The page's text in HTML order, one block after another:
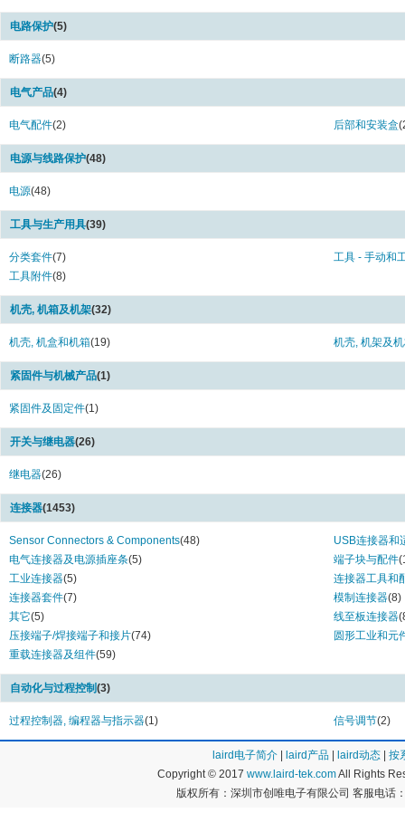
W Series (1)
电路保护(5)
断路器(5)
电气产品(4)
电气配件(2) 后部和安装盒
电源与线路保护(48)
电源(48)
工具与生产用具(39)
分类套件(7)
工具 - 手动和
工具附件(8)
机壳, 机箱及机架(32)
机壳, 机盒和机箱(19) 机壳, 机架及
紧固件与机械产品(1)
紧固件及固定件(1)
开关与继电器(26)
继电器(26)
连接器(1453)
Sensor Connectors & Components(48)
USB连接器和
电气连接器及电源插座条(5) 端子块与配件
工业连接器(5)
连接器工具和
连接器套件(7) 模制连接器(8)
其它(5) 线至板连接器
压接端子/焊接端子和接片(74)
圆形工业和元
重载连接器及组件(59)
自动化与过程控制(3)
过程控制器, 编程器与指示器(1) 信号调节(2)
laird电子简介 laird产品 laird动态
按
Copyright © 2017 www.laird-tek.comAll Rights
版权所有：深圳市创唯电子有限公司 客服电话